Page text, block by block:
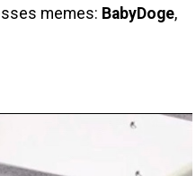
memes: BabyDoge,